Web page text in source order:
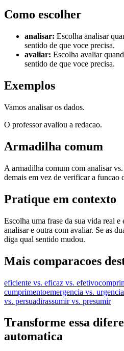
Como escolher
analisar: Escolha analisar
sentido de que voce precisa.
avaliar: Escolha avaliar
sentido de que voce precisa.
Exemplos
Vamos analisar os dados.
O professor avaliou a redacao.
Armadilha comum
A armadilha comum com analisar
demais em vez de verificar a funcao
Pratique em contexto
Escolha uma frase da sua vida real e
analisar e outra com avaliar. Se as
diga qual sentido mudou.
Mais comparacoes
eficiente vs. eficaz vs. efetivo
cumprimentoemergencia vs. urgencia
vs. persuadirassumir vs. presumir
Transforme essa
automatica